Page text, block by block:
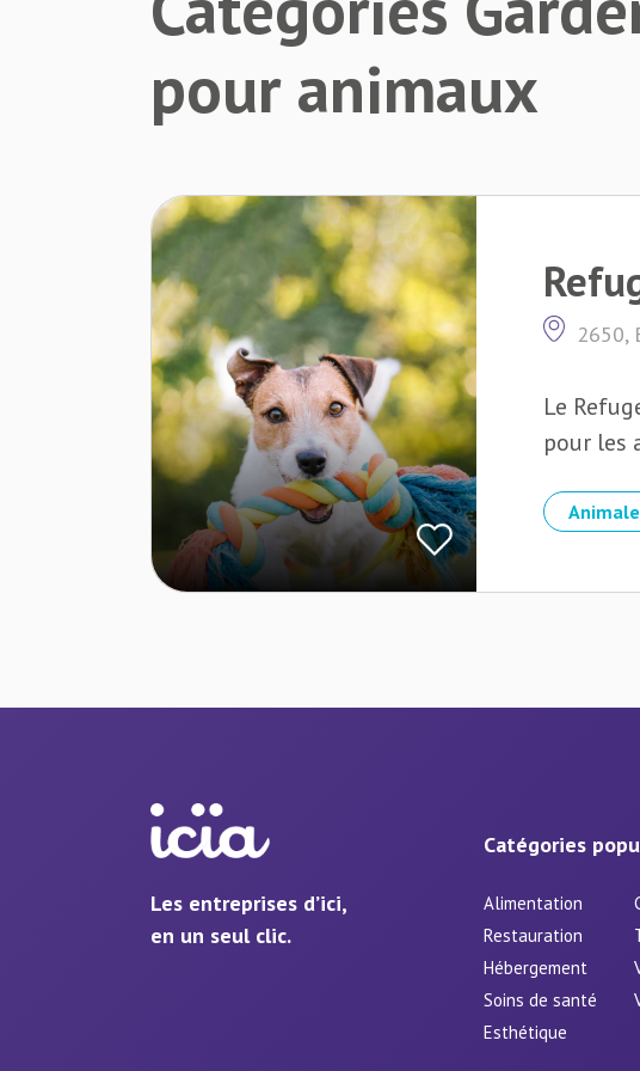
pour animaux
2650,
Le
pour les
Les entreprises d’ici,
en un seul clic.
Catégories
Alimentation
Restauration
Hébergement
Soins de santé
Esthétique